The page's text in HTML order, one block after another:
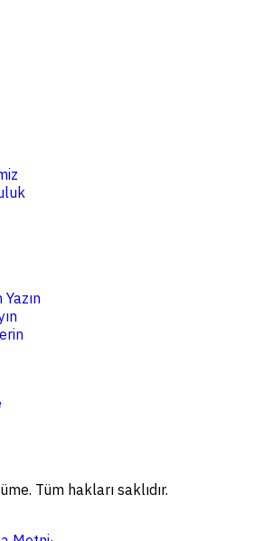
Tüm hakları saklıdır.